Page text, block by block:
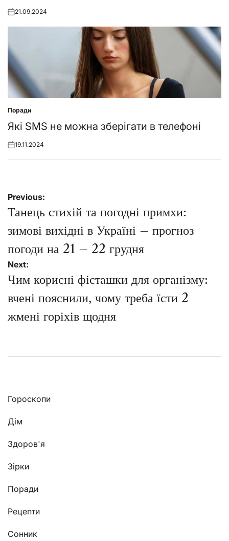
Posted
21.09.2024
Posted
in
Поради
Які SMS не можна зберігати в телефоні
Posted
19.11.2024
Навігація
записів
Previous:
Танець стихій та погодні примхи:
зимові вихідні в Україні – прогноз
погоди на 21 – 22 грудня
Next:
Чим корисні фісташки для організму:
вчені пояснили, чому треба їсти 2
жмені горіхів щодня
Гороскопи
Дім
Здоров'я
Зірки
Поради
Рецепти
Сонник